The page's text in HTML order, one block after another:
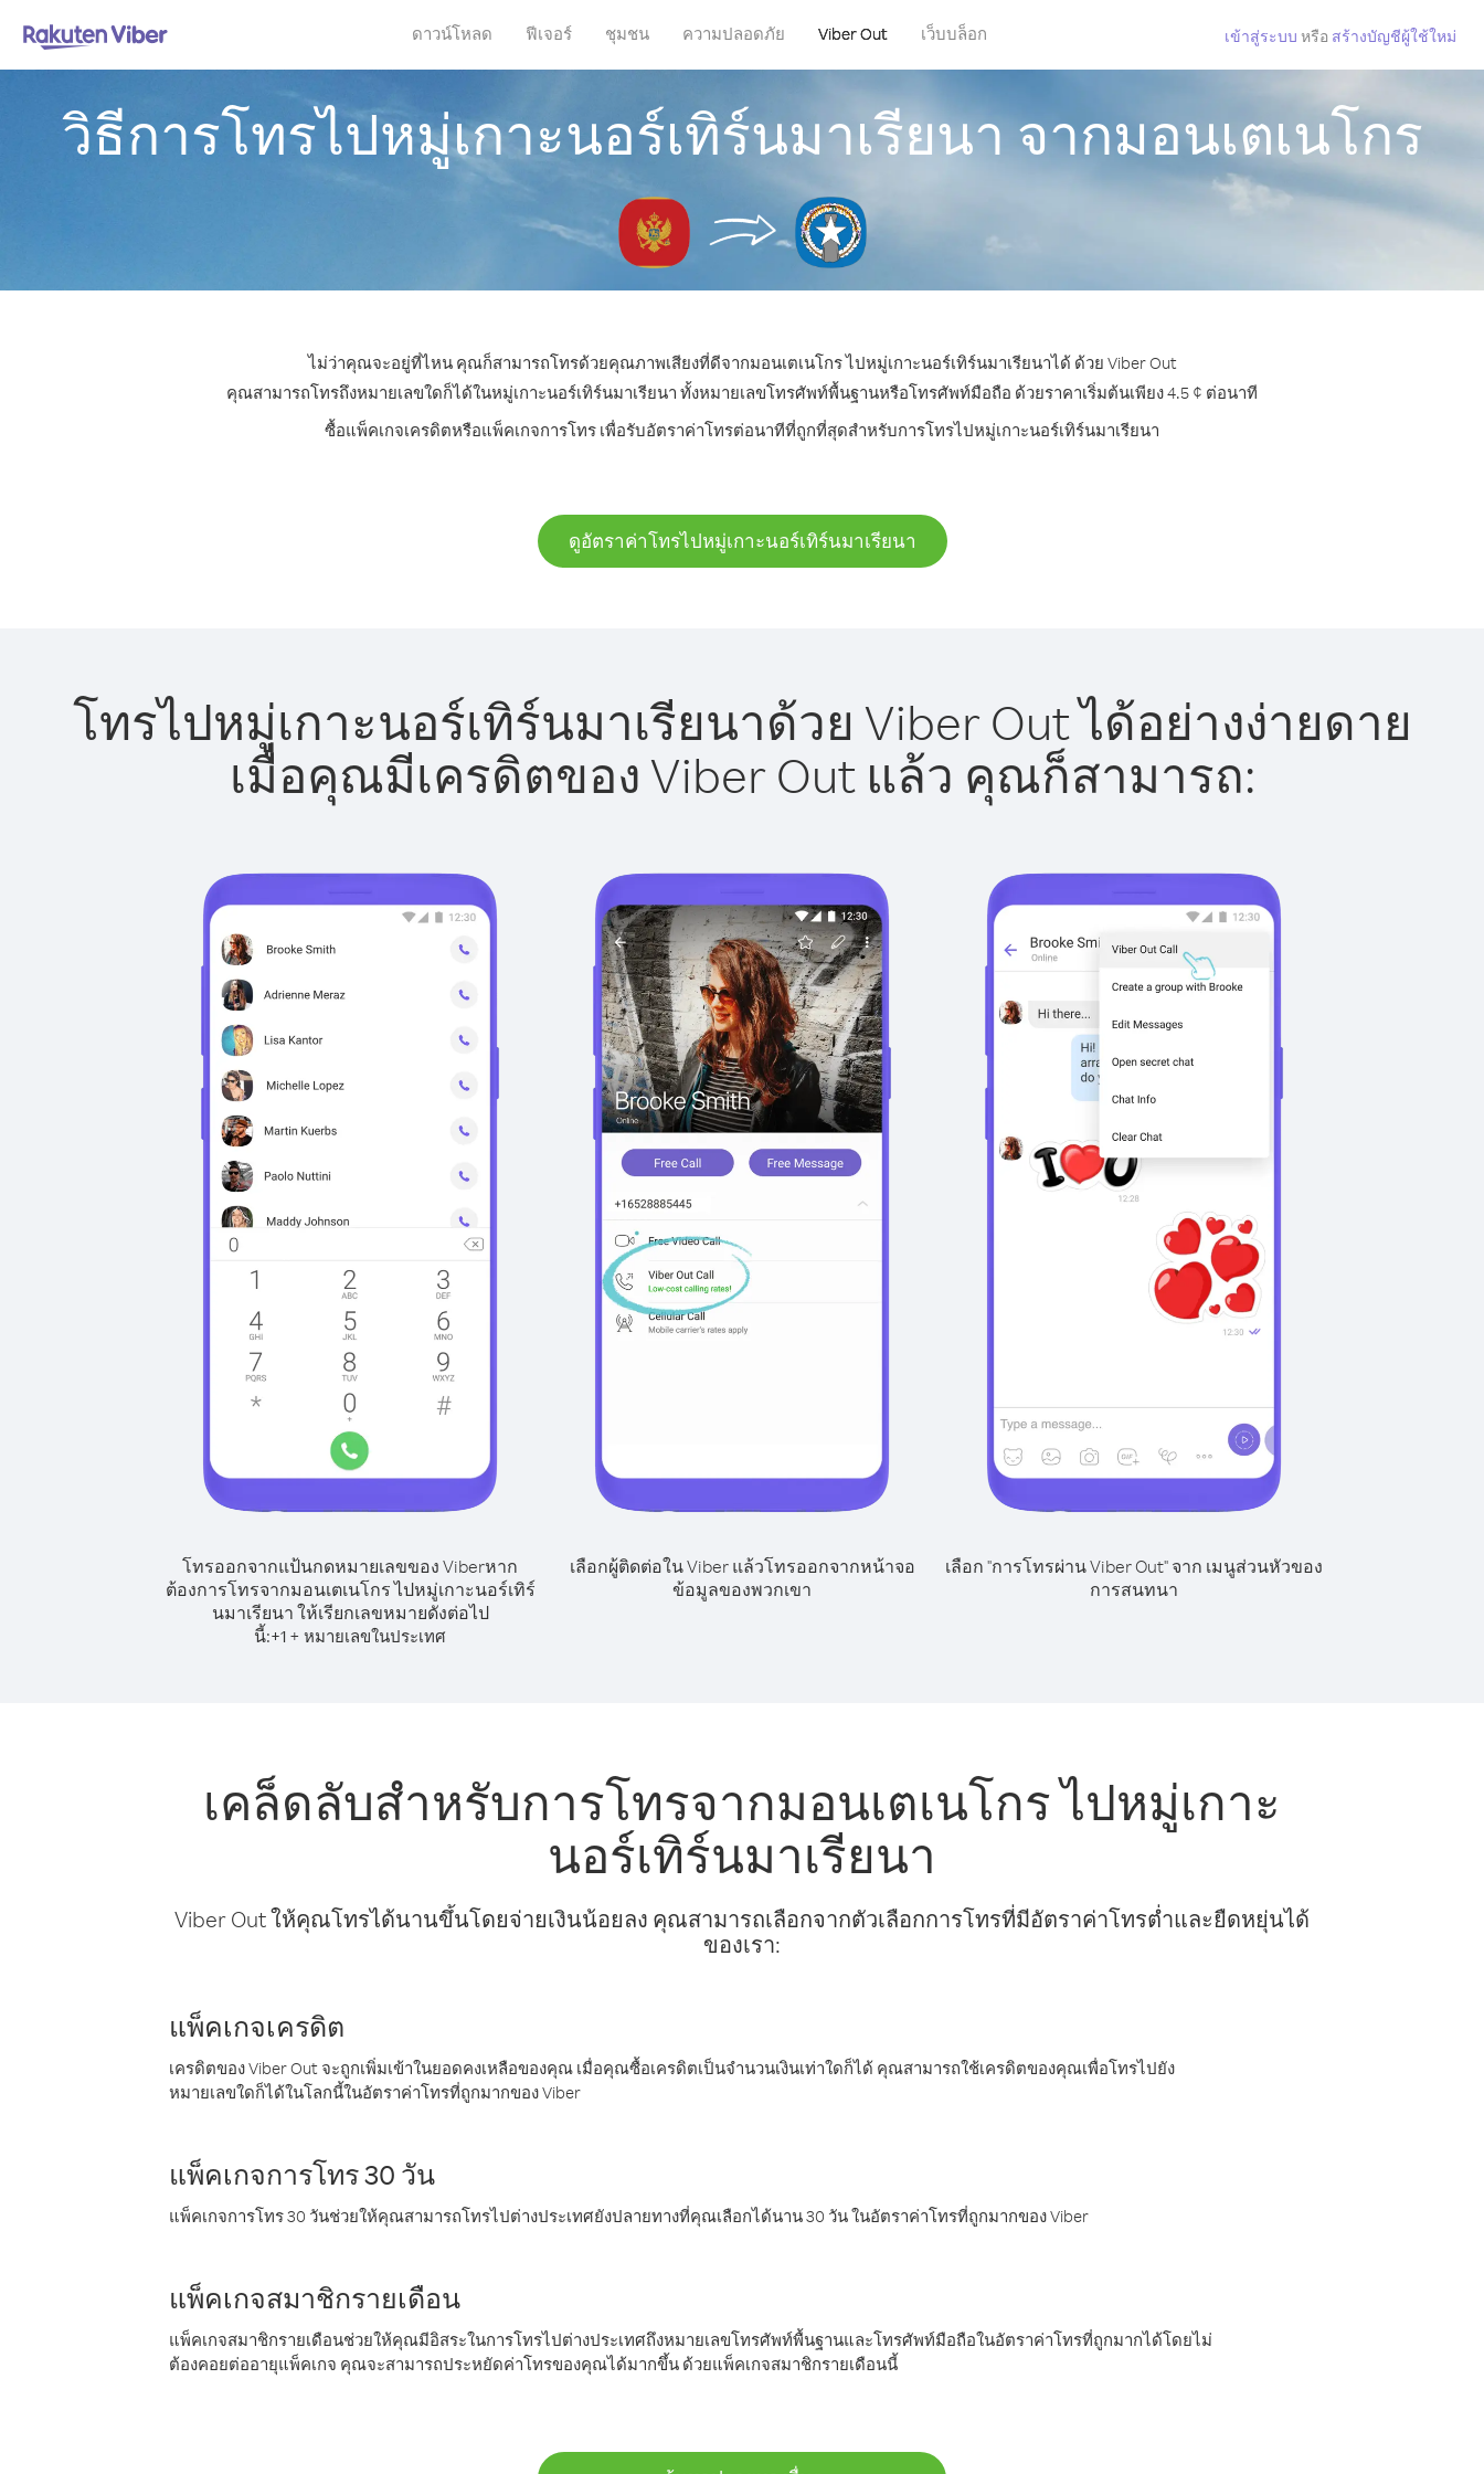
ดาวน์โหลด ฟีเจอร์ ชุมชน ความปลอดภัย Viber Out เว็บบล็อก เข้าสู่ระบบ หรือ สร้างบัญชีผู้ใช้ใหม่
วิธีการโทรไปหมู่เกาะนอร์เทิร์นมาเรียนา จากมอนเตเนโกร
ไม่ว่าคุณจะอยู่ที่ไหน คุณก็สามารถโทรด้วยคุณภาพเสียงที่ดีจากมอนเตเนโกร ไปหมู่เกาะนอร์เทิร์นมาเรียนาได้ ด้วย Viber Out
คุณสามารถโทรถึงหมายเลขใดก็ได้ในหมู่เกาะนอร์เทิร์นมาเรียนา ทั้งหมายเลขโทรศัพท์พื้นฐานหรือโทรศัพท์มือถือ ด้วยราคาเริ่มต้นเพียง 4.5 ¢ ต่อนาที
ซื้อแพ็คเกจเครดิตหรือแพ็คเกจการโทร เพื่อรับอัตราค่าโทรต่อนาทีที่ถูกที่สุดสำหรับการโทรไปหมู่เกาะนอร์เทิร์นมาเรียนา
ดูอัตราค่าโทรไปหมู่เกาะนอร์เทิร์นมาเรียนา
โทรไปหมู่เกาะนอร์เทิร์นมาเรียนาด้วย Viber Out ได้อย่างง่ายดาย
เมื่อคุณมีเครดิตของ Viber Out แล้ว คุณก็สามารถ:
โทรออกจากแป้นกดหมายเลขของ Viberหาก
ต้องการโทรจากมอนเตเนโกร ไปหมู่เกาะนอร์เทิร์
นมาเรียนา ให้เรียกเลขหมายดังต่อไป
นี้:+1 + หมายเลขในประเทศ
เลือกผู้ติดต่อใน Viber แล้วโทรออกจากหน้าจอ
ข้อมูลของพวกเขา
เลือก "การโทรผ่าน Viber Out" จาก เมนูส่วนหัวของ
การสนทนา
เคล็ดลับสำหรับการโทรจากมอนเตเนโกร ไปหมู่เกาะ
นอร์เทิร์นมาเรียนา
Viber Out ให้คุณโทรได้นานขึ้นโดยจ่ายเงินน้อยลง คุณสามารถเลือกจากตัวเลือกการโทรที่มีอัตราค่าโทรต่ำและยืดหยุ่นได้
ของเรา:
แพ็คเกจเครดิต
เครดิตของ Viber Out จะถูกเพิ่มเข้าในยอดคงเหลือของคุณ เมื่อคุณซื้อเครดิตเป็นจำนวนเงินเท่าใดก็ได้ คุณสามารถใช้เครดิตของคุณเพื่อโทรไปยัง
หมายเลขใดก็ได้ในโลกนี้ในอัตราค่าโทรที่ถูกมากของ Viber
แพ็คเกจการโทร 30 วัน
แพ็คเกจการโทร 30 วันช่วยให้คุณสามารถโทรไปต่างประเทศยังปลายทางที่คุณเลือกได้นาน 30 วัน ในอัตราค่าโทรที่ถูกมากของ Viber
แพ็คเกจสมาชิกรายเดือน
แพ็คเกจสมาชิกรายเดือนช่วยให้คุณมีอิสระในการโทรไปต่างประเทศถึงหมายเลขโทรศัพท์พื้นฐานและโทรศัพท์มือถือในอัตราค่าโทรที่ถูกมากได้โดยไม่
ต้องคอยต่ออายุแพ็คเกจ คุณจะสามารถประหยัดค่าโทรของคุณได้มากขึ้น ด้วยแพ็คเกจสมาชิกรายเดือนนี้